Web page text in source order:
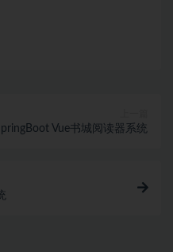
Vue书城阅读器系统